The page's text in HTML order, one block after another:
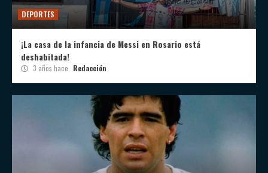
DEPORTES
¡La casa de la infancia de Messi en Rosario está
deshabitada!
3 años hace Redacción